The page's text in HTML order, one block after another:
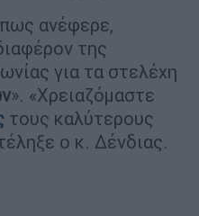
ανέφερε,
της
για τα στελέχη
». «Χρειαζόμαστε
τους καλύτερους
ο κ. Δένδιας.